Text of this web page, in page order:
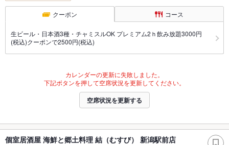
クーポン コース
生ビール・日本酒3種・チャミスルOK プレミアム2ｈ飲み放題3000円
(税込)クーポンで2500円(税込)
カレンダーの更新に失敗しました。
下記ボタンを押して空席状況を更新してください。
空席状況を更新する
個室居酒屋 海鮮と郷土料理 結（むすび） 新潟駅前店